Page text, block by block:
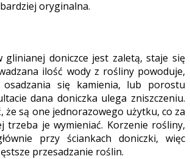
oryginalna.
glinianej doniczce jest zaletą, staje się
ilość wody z rośliny powoduje,
się kamienia, lub porostu
dana doniczka ulega zniszczeniu.
że są one jednorazowego użytku, co za
trzeba je wymieniać. Korzenie rośliny,
przy ściankach doniczki, więc
przesadzanie roślin.